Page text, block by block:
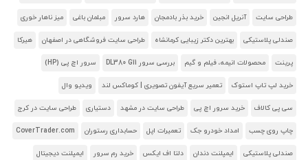
طراحی سایت آنریل انجین خرید بذر بادمجان هارد سرور مبلمان باغی میز ناهار خوری
صندلی پلاستیکی بهترین دکتر زیبایی کرمانشاه طراحی سایت فروشگاهی در اصفهان هیرکا
پرینت محصولات انیمه، فیلم و گیم بررسی سرور DL380 G11 سرور اچ پی (HP)
خرید لپ تاپ استوک تعمیر سریع آیفون تصویری | کوماکس لند ویدیو وال
سی پی کالاف خرید سرور اچ پی طراحی سایت در مشهد دستیاری طراحی سایت در کرج
چاپ روی چسب امداد خودرو جک تعمیرات اپل حسابداری رستوران CoverTrader.com
صندلی پلاستیکی ایمپلنت دندان دلتا اف ایکس خرید رم سرور ایمپلنت دیجیتال